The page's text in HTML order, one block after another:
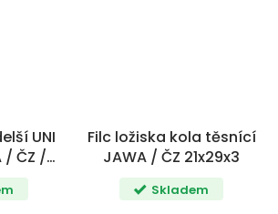
UNI
/ ČZ /
Filc ložiska kola těsnící
JAWA / ČZ 21x29x3
Skladem